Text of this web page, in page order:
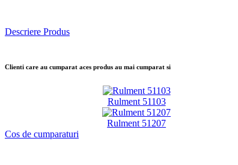
Descriere Produs
Clienti care au cumparat aces produs au mai cumparat si
Rulment 51103
Rulment 51207
Cos de cumparaturi